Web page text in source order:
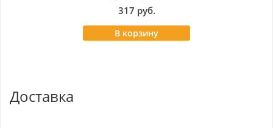
317 руб.
В корзину
Доставка